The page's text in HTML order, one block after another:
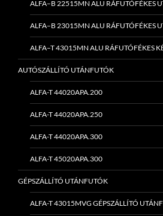
ALFA–B 22515MN ALU RÁFUTÓFÉKES
ALFA–B 23015MN ALU RÁFUTÓFÉKES
ALFA–T 43015MN ALU RÁFUTÓFÉKES
AUTÓSZÁLLÍTÓ UTÁNFUTÓK
ALFA-T 44020APA.200
ALFA-T 44020APA.250
ALFA-T 44020APA.300
ALFA-T 45020APA.300
GÉPSZÁLLÍTÓ UTÁNFUTÓK
ALFA-T 43015MVG GÉPSZÁLLÍTÓ